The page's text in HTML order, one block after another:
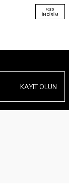
%30
İNDIRIM
KAYIT OLUN